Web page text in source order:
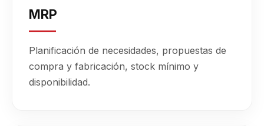
MRP
Planificación de necesidades, propuestas de
compra y fabricación, stock mínimo y
disponibilidad.